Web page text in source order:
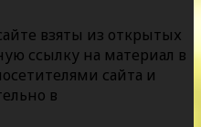
взяты из открытых
ссылку на материал в
сайта и
в